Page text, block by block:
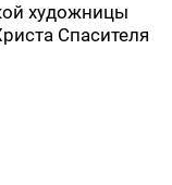
художницы
Спасителя